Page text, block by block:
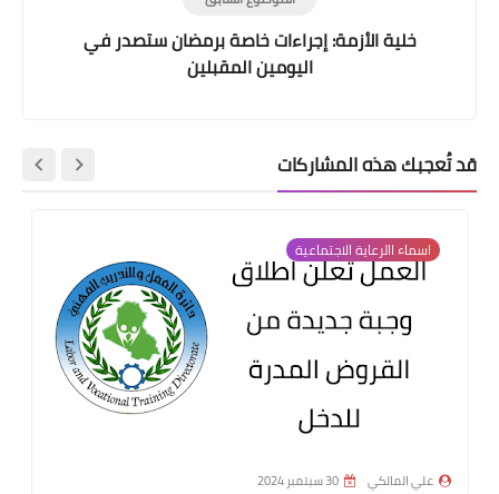
خلية الأزمة: إجراءات خاصة برمضان ستصدر في
اليومين المقبلين
قد تُعجبك هذه المشاركات
اسماء االرعاية الاجتماعية
علي المالكي 30 سبتمبر 2024